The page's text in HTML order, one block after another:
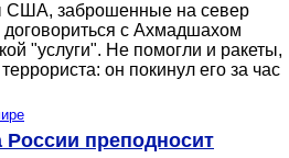
США, заброшенные на север
с Ахмадшахом
"услуги". Не помогли и ракеты,
он покинул его за час
России преподносит